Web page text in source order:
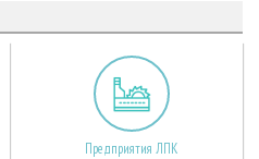
Предприятия ЛПК